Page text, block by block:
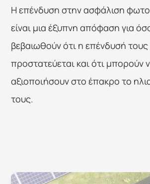
Η επένδυση στην ασφάλιση
είναι μια έξυπνη απόφαση για
βεβαιωθούν ότι η επένδυσή τους
προστατεύεται και ότι μπορούν
αξιοποιήσουν στο έπακρο το
τους.